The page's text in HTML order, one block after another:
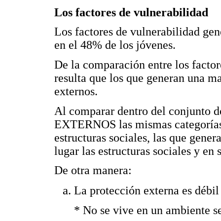
Los factores de vulnerabilidad
Los factores de vulnerabilidad
en el 48% de los jóvenes.
De la comparación entre los
resulta que los que generan una
externos.
Al comparar dentro del conjunto
EXTERNOS las mismas
estructuras sociales, las que
lugar las estructuras sociales y
De otra manera:
La protección externa es
* No se vive en un ambiente